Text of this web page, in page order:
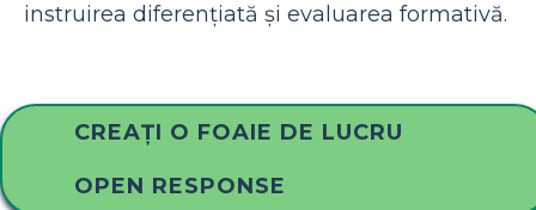
instruirea diferențiată și evaluarea formativă.
CREAȚI O FOAIE DE LUCRU
OPEN RESPONSE